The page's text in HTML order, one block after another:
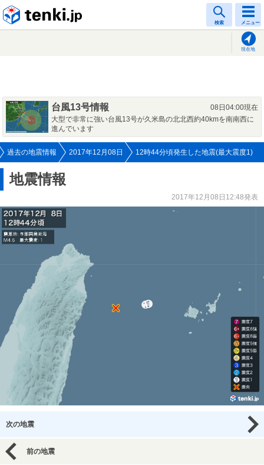
検索 メニュー
現在地
台風13号情報
08日04:00現在
大型で非常に強い台風13号が久米島の北北西約40kmを南南西に
進んでいます
過去の地震情報 2017年12月08日 12時44分頃発生した地震(最大震度1)
地震情報
2017年12月08日12:48発表
次の地震
前の地震